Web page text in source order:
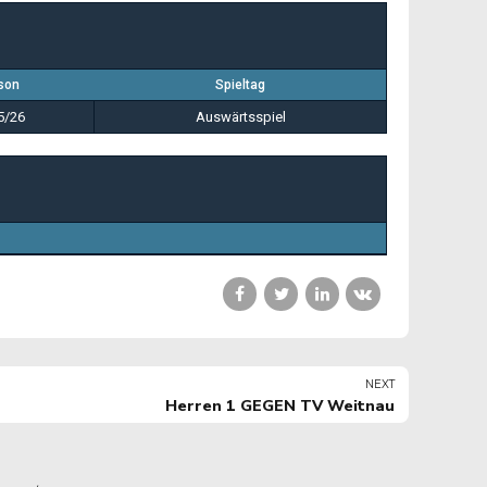
Spieltag
26 Auswärtsspiel
NEXT
Herren 1 GEGEN TV Weitnau